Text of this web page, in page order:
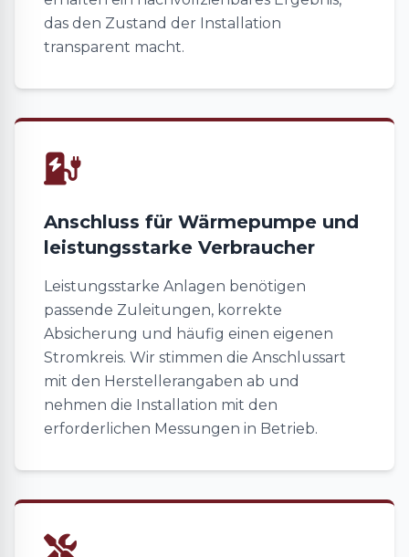
das den Zustand der Installation
transparent macht.
Anschluss für Wärmepumpe und
leistungsstarke Verbraucher
Leistungsstarke Anlagen benötigen
passende Zuleitungen, korrekte
Absicherung und häufig einen eigenen
Stromkreis. Wir stimmen die Anschlussart
mit den Herstellerangaben ab und
nehmen die Installation mit den
erforderlichen Messungen in Betrieb.